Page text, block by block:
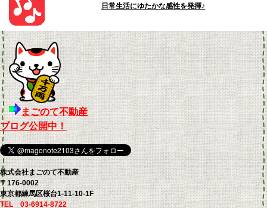
日常生活にゆたかな感性を発揮♪
まごのて不動産
ブログ公開中！
株式会社まごのて不動産
〒176-0002
東京都練馬区桜台1-11-10-1F
TEL 03-6914-8722